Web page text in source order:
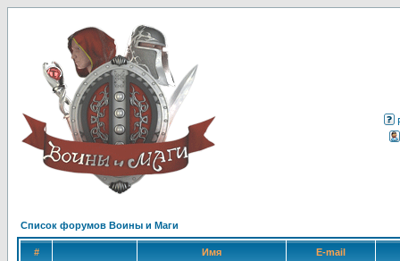
Список форумов Воины и Маги
# Имя E-mail